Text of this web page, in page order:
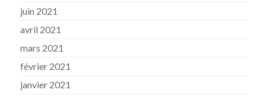
juin 2021
avril 2021
mars 2021
février 2021
janvier 2021